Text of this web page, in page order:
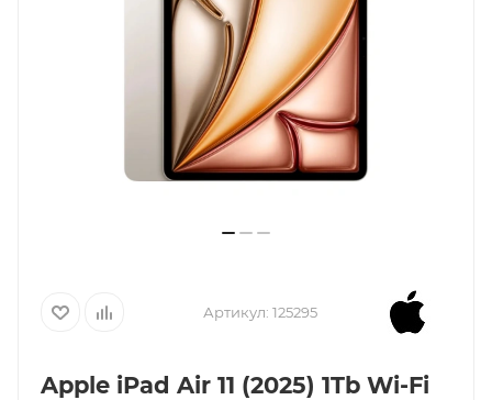
Артикул: 125295
Apple iPad Air 11 (2025) 1Tb Wi-Fi